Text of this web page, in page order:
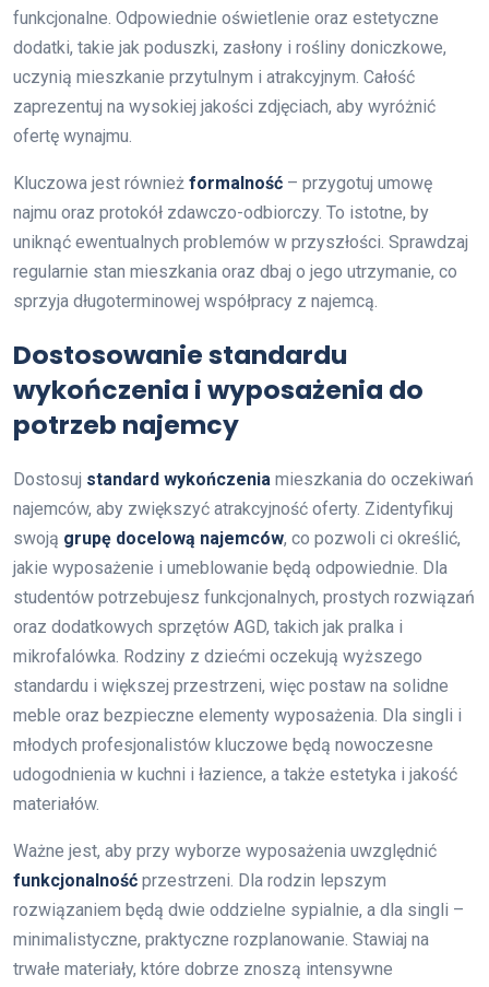
funkcjonalne. Odpowiednie oświetlenie oraz estetyczne
dodatki, takie jak poduszki, zasłony i rośliny doniczkowe,
uczynią mieszkanie przytulnym i atrakcyjnym. Całość
zaprezentuj na wysokiej jakości zdjęciach, aby wyróżnić
ofertę wynajmu.
Kluczowa jest również formalność – przygotuj umowę
najmu oraz protokół zdawczo-odbiorczy. To istotne, by
uniknąć ewentualnych problemów w przyszłości. Sprawdzaj
regularnie stan mieszkania oraz dbaj o jego utrzymanie, co
sprzyja długoterminowej współpracy z najemcą.
Dostosowanie standardu
wykończenia i wyposażenia do
potrzeb najemcy
Dostosuj standard wykończenia mieszkania do oczekiwań
najemców, aby zwiększyć atrakcyjność oferty. Zidentyfikuj
swoją grupę docelową najemców, co pozwoli ci określić,
jakie wyposażenie i umeblowanie będą odpowiednie. Dla
studentów potrzebujesz funkcjonalnych, prostych rozwiązań
oraz dodatkowych sprzętów AGD, takich jak pralka i
mikrofalówka. Rodziny z dziećmi oczekują wyższego
standardu i większej przestrzeni, więc postaw na solidne
meble oraz bezpieczne elementy wyposażenia. Dla singli i
młodych profesjonalistów kluczowe będą nowoczesne
udogodnienia w kuchni i łazience, a także estetyka i jakość
materiałów.
Ważne jest, aby przy wyborze wyposażenia uwzględnić
funkcjonalność przestrzeni. Dla rodzin lepszym
rozwiązaniem będą dwie oddzielne sypialnie, a dla singli –
minimalistyczne, praktyczne rozplanowanie. Stawiaj na
trwałe materiały, które dobrze znoszą intensywne